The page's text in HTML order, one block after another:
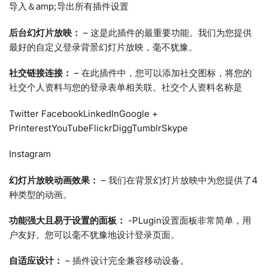
导入＆amp;导出所有插件设置
后台幻灯片放映： – 这是此插件的最重要功能。我们为您提供
最好的自定义登录背景幻灯片放映，毫不犹豫。
社交链接连接： – 在此插件中，您可以添加社交图标，将您的
社交个人资料与您的登录表单相关联。社交个人资料名称是
Twitter FacebookLinkedInGoogle +
PrinterestYouTubeFlickrDiggTumblrSkype
Instagram
幻灯片放映动画效果： – 我们在背景幻灯片放映中为您提供了4
种类型的动画。
功能强大且易于设置的面板： -PLugin设置面板非常简单，用
户友好。您可以毫不犹豫地设计登录页面。
自适应设计： – 插件设计完全兼容移动设备。